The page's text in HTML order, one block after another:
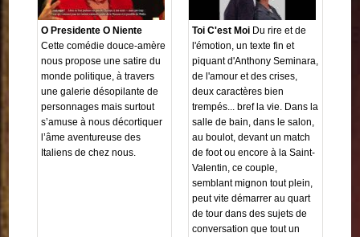
O Presidente O Niente
Cette comédie douce-amère
nous propose une satire du
monde politique, à travers
une galerie désopilante de
personnages mais surtout
s’amuse à nous décortiquer
l’âme aventureuse des
Italiens de chez nous.
Toi C'est Moi Du rire et de
l'émotion, un texte fin et
piquant d'Anthony Seminara,
de l'amour et des crises,
deux caractères bien
trempés... bref la vie. Dans la
salle de bain, dans le salon,
au boulot, devant un match
de foot ou encore à la Saint-
Valentin, ce couple,
semblant mignon tout plein,
peut vite démarrer au quart
de tour dans des sujets de
conversation que tout un